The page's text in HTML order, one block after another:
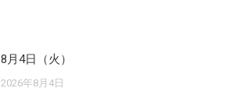
8月4日（火）
2026年8月4日